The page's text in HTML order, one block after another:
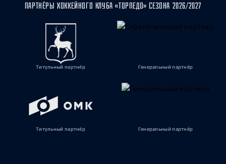
ПАРТНЁРЫ ХОККЕЙНОГО КЛУБА «ТОРПЕДО» СЕЗОНА 2026/2027
Титульный партнёр Генеральный партнёр
Титульный партнёр Генеральный партнёр